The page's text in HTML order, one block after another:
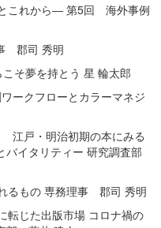
これから― 第5回 海外事例
郡司 秀明
そ夢を持とう 星 輪太郎
ークフローとカラーマネジ
江戸・明治初期の本にみる
バイタリティー 研究調査部
るもの 専務理事 郡司 秀明
転じた出版市場 コロナ禍の